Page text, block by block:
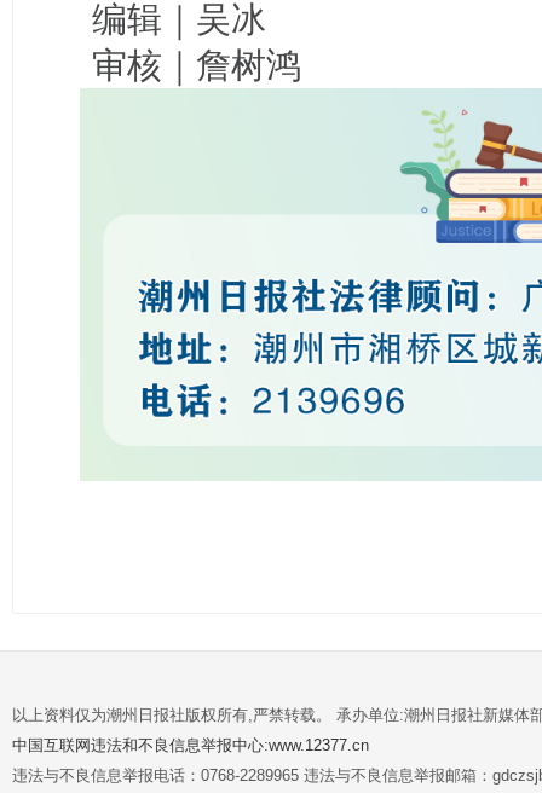
编辑｜吴冰
审核｜詹树鸿
以上资料仅为潮州日报社版权所有,严禁转载。 承办单位:潮州日报社新媒体
中国互联网违法和不良信息举报中心:www.12377.cn
违法与不良信息举报电话：0768-2289965 违法与不良信息举报邮箱：